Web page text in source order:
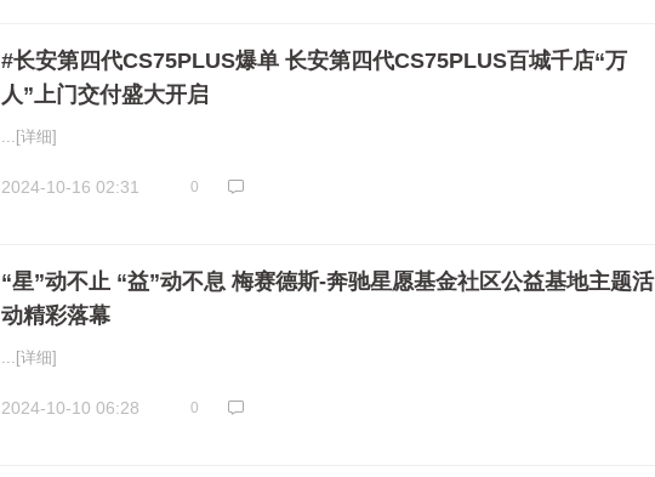
#长安第四代CS75PLUS爆单 长安第四代CS75PLUS百城千店“万
人”上门交付盛大开启
... [详细]
2024-10-16 02:31 0
“星”动不止 “益”动不息 梅赛德斯-奔驰星愿基金社区公益基地主题活
动精彩落幕
... [详细]
2024-10-10 06:28 0